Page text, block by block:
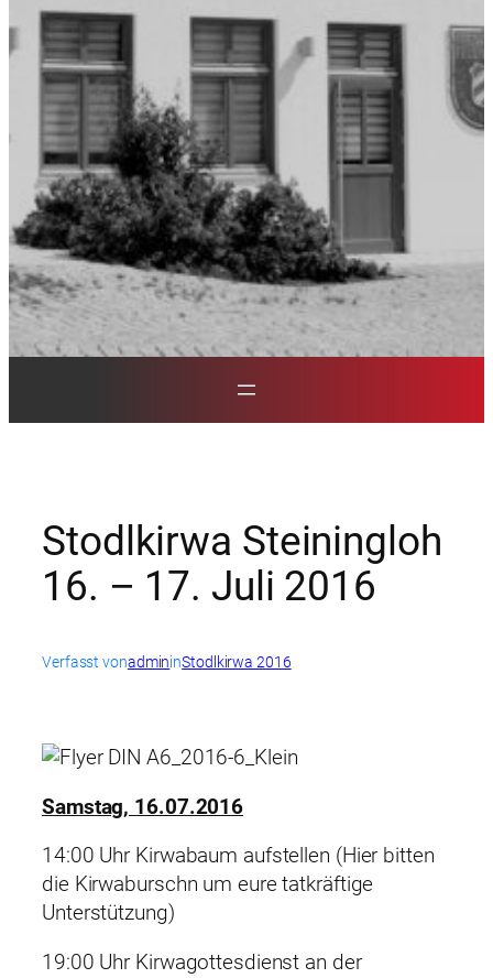
Stodlkirwa Steiningloh
16. – 17. Juli 2016
Verfasst vonadmininStodlkirwa 2016
Samstag, 16.07.2016
14:00 Uhr Kirwabaum aufstellen (Hier bitten
die Kirwaburschn um eure tatkräftige
Unterstützung)
19:00 Uhr Kirwagottesdienst an der